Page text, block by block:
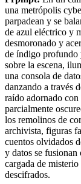
una metrópolis
parpadean y se
de azul eléctrico y
desmoronado y
de índigo profundo
sobre la escena,
una consola de
danzando a través
raído adornado
parcialmente
los remolinos de
archivista, figuras
cuentos olvidados
y datos se fusionan
cargada de
descifrados.